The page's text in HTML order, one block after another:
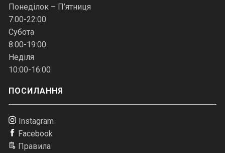
Понеділок – П’ятниця
7:00-22:00
Субота
8:00-19:00
Неділя
10:00-16:00
ПОСИЛАННЯ
Instagram
Facebook
Правила